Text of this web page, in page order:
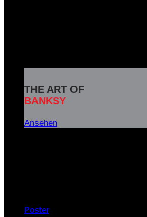
THE ART OF
BANKSY
Ansehen
Poster